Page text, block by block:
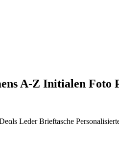
A-Z Initialen
Leder Brieftasche